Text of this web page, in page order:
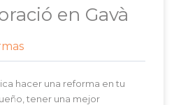
en Gavà
hacer una reforma en tu
tener una mejor